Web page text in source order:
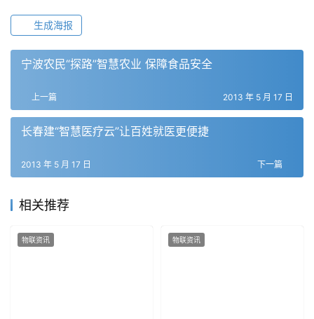
生成海报
宁波农民“探路”智慧农业 保障食品安全
上一篇 2013 年 5 月 17 日
长春建“智慧医疗云”让百姓就医更便捷
下一篇
2013 年 5 月 17 日
相关推荐
物联资讯 物联资讯